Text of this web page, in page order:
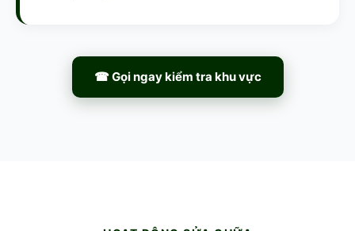
☎ Gọi ngay kiểm tra khu vực